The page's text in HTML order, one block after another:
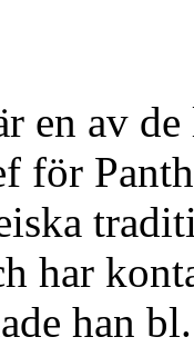
en av
för
har
han